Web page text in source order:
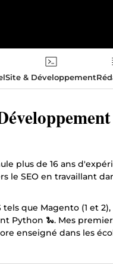
Site & Développement
plus de 16 ans
le SEO en travaillant
que Magento (1 et
Python 🐍. Mes
enseigné dans les
ravi de vous